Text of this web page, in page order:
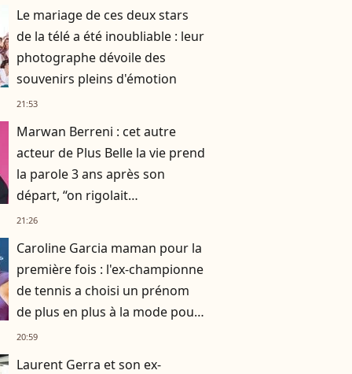
Le mariage de ces deux stars
de la télé a été inoubliable : leur
photographe dévoile des
souvenirs pleins d'émotion
21:53
Marwan Berreni : cet autre
acteur de Plus Belle la vie prend
la parole 3 ans après son
départ, “on rigolait
énormément, on se prenait la
21:26
Caroline Garcia maman pour la
première fois : l'ex-championne
de tennis a choisi un prénom
de plus en plus à la mode pour
son fils
20:59
Laurent Gerra et son ex-